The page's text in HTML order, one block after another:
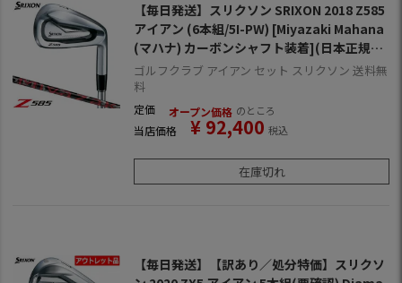
【毎日発送】スリクソン SRIXON 2018 Z585
アイアン (6本組/5I-PW) [Miyazaki Mahana
(マハナ) カーボンシャフト装着](日本正規品)
【ZERO SRIXON】【ゼロスリクソン】
ゴルフクラブ アイアン セット スリクソン 送料無
料
定価 オープン価格 のところ
当店価格 ¥ 92,400 税込
在庫切れ
【毎日発送】【訳あり／処分特価】スリクソ